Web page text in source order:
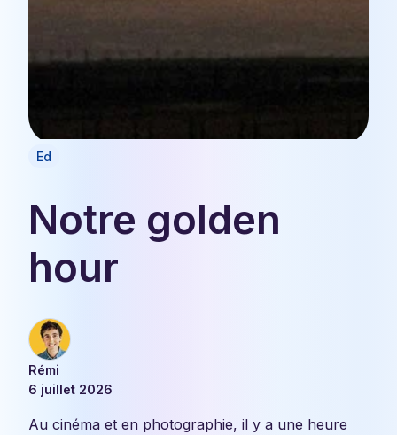
Ed
Notre golden
hour
Rémi
6 juillet 2026
Au cinéma et en photographie, il y a une heure